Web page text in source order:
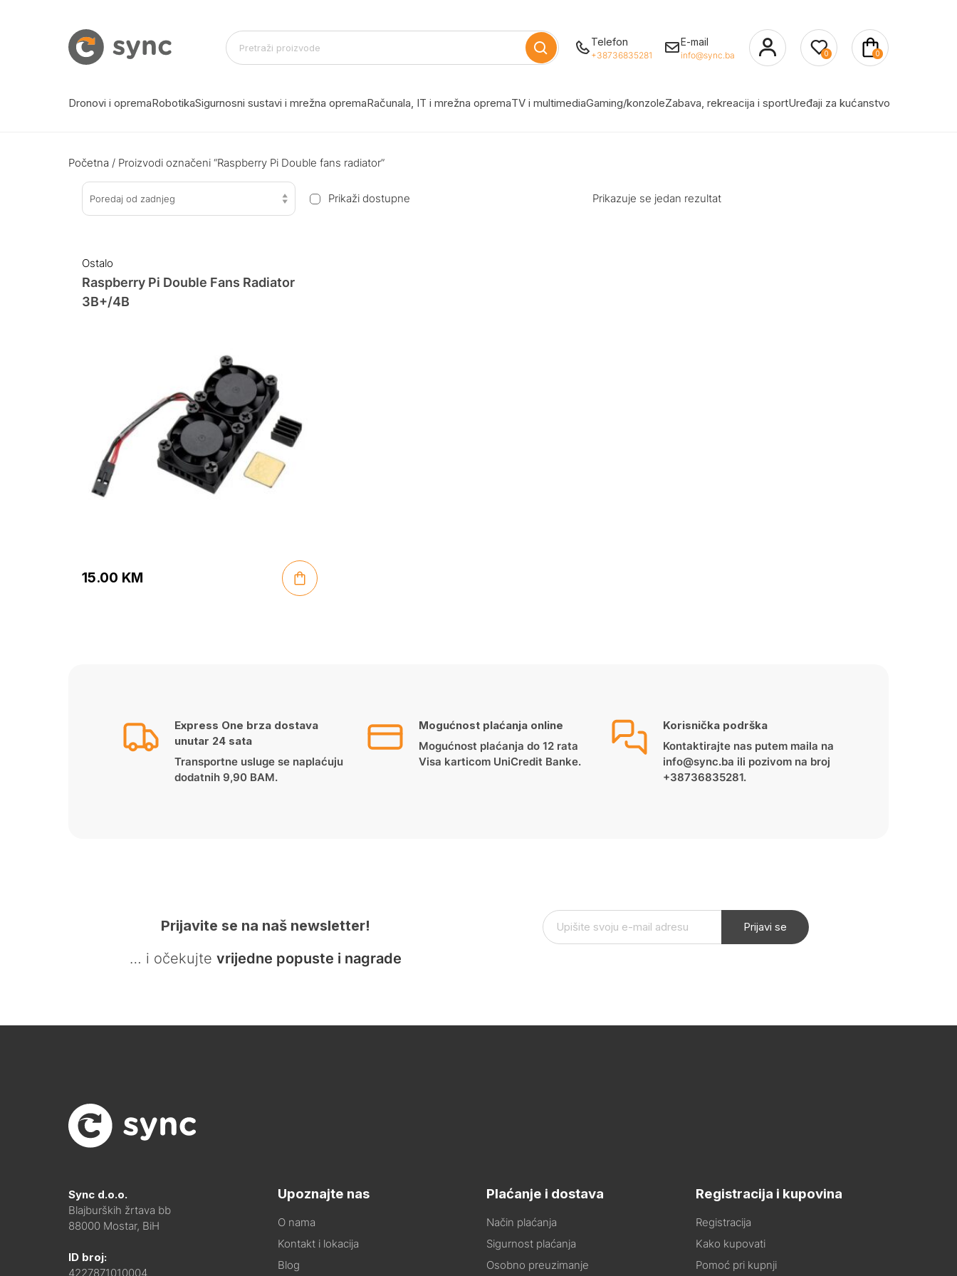
Telefon
+38736835281
E-mail
info@sync.ba 0 0
Dronovi i opremaRobotikaSigurnosni sustavi i mrežna opremaRačunala, IT i mrežna opremaTV i multimediaGaming/konzoleZabava, rekreacija i sportUređaji za kućanstvo
Početna / Proizvodi označeni “Raspberry Pi Double fans radiator”
Poredaj od zadnjeg Prikaži dostupne Prikazuje se jedan rezultat
Ostalo
Raspberry Pi Double Fans Radiator
3B+/4B
15.00 KM
Express One brza dostava
unutar 24 sata
Transportne usluge se naplaćuju
dodatnih 9,90 BAM.
Mogućnost plaćanja online
Mogućnost plaćanja do 12 rata
Visa karticom UniCredit Banke.
Korisnička podrška
Kontaktirajte nas putem maila na
info@sync.ba ili pozivom na broj
+38736835281.
Prijavite se na naš newsletter!
… i očekujte vrijedne popuste i nagrade
Prijavi se
Sync d.o.o.
Blajburških žrtava bb
88000 Mostar, BiH
ID broj:
4227871010004
Upoznajte nas
O nama
Kontakt i lokacija
Blog
Plaćanje i dostava
Način plaćanja
Sigurnost plaćanja
Osobno preuzimanje
Registracija i kupovina
Registracija
Kako kupovati
Pomoć pri kupnji